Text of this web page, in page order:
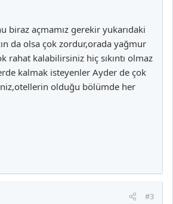
biraz açmamız gerekir yukarıdaki
da olsa çok zordur,orada yağmur
rahat kalabilirsiniz hiç sıkıntı olmaz
kalmak isteyenler Ayder de çok
olduğu bölümde her
#3